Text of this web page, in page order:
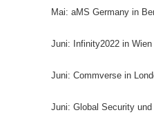
Mai: aMS Germany in
Juni: Infinity2022 in Wien
Juni: Commverse in
Juni: Global Security